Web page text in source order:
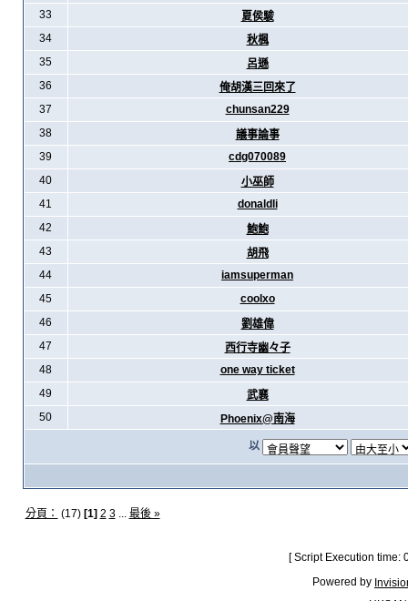
33
夏侯駿
34
秋楓
35
呂遜
36
俺胡漢三回來了
37
chunsan229
38
議事論事
39
cdg070089
40
小巫師
41
donaldli
42
鮑鮑
43
胡飛
44
iamsuperman
45
coolxo
46
劉雄偉
47
西行寺幽々子
48
one way ticket
49
武襄
50
Phoenix@南海
以
分頁： (17) [1] 2 3... 最後 »
[ Script Execution
Powered by